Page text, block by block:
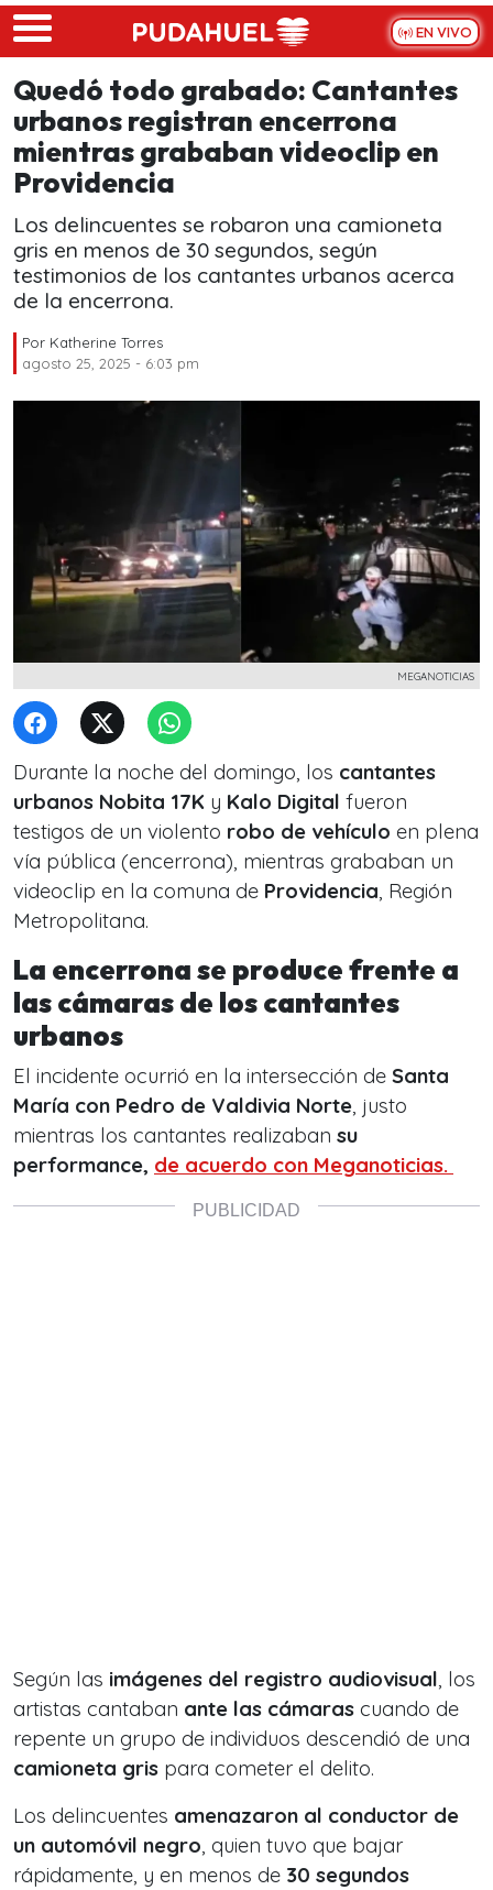
Skip to main content
EN VIVO
Quedó todo grabado: Cantantes
urbanos registran encerrona
mientras grababan videoclip en
Providencia
Los delincuentes se robaron una camioneta
gris en menos de 30 segundos, según
testimonios de los cantantes urbanos acerca
de la encerrona.
Por Katherine Torres
agosto 25, 2025 - 6:03 pm
MEGANOTICIAS
Durante la noche del domingo, los cantantes
urbanos Nobita 17K y Kalo Digital fueron
testigos de un violento robo de vehículo en plena
vía pública (encerrona), mientras grababan un
videoclip en la comuna de Providencia, Región
Metropolitana.
La encerrona se produce frente a
las cámaras de los cantantes
urbanos
El incidente ocurrió en la intersección de Santa
María con Pedro de Valdivia Norte, justo
mientras los cantantes realizaban su
performance, de acuerdo con Meganoticias.
Según las imágenes del registro audiovisual, los
artistas cantaban ante las cámaras cuando de
repente un grupo de individuos descendió de una
camioneta gris para cometer el delito.
Los delincuentes amenazaron al conductor de
un automóvil negro, quien tuvo que bajar
rápidamente, y en menos de 30 segundos